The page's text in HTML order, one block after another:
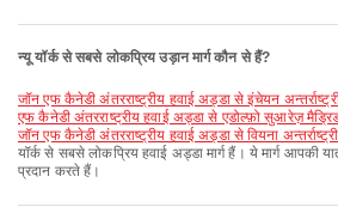
न्यू यॉर्क से सबसे लोकप्रिय उड़ान मार्ग कौन से हैं?
जॉन एफ कैनेडी अंतरराष्ट्रीय हवाई अड्डा से इंचेयन
एफ कैनेडी अंतरराष्ट्रीय हवाई अड्डा से एडोल्फ़ो सुआरेज़
जॉन एफ कैनेडी अंतरराष्ट्रीय हवाई अड्डा से वियना
यॉर्क से सबसे लोकप्रिय हवाई अड्डा मार्ग हैं। ये मार्ग आपकी
प्रदान करते हैं।